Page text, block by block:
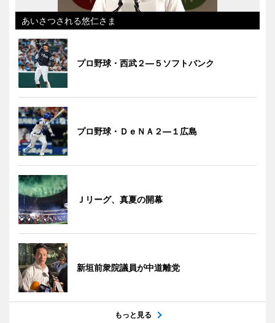
あいさつされる悠仁さま
プロ野球・西武２―５ソフトバンク
プロ野球・ＤｅＮＡ２―１広島
Ｊリーグ、真夏の開幕
新垣前衆院議員が中道離党
もっと見る